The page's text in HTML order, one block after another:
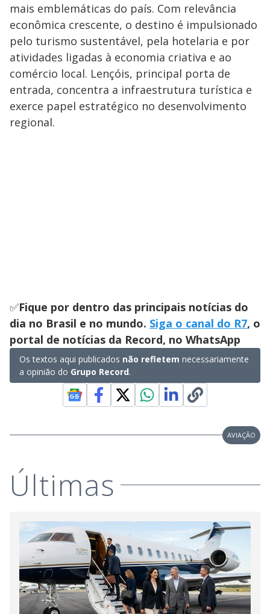
mais emblemáticas do país. Com relevância
econômica crescente, o destino é impulsionado
pelo turismo sustentável, pela hotelaria e por
atividades ligadas à economia criativa e ao
comércio local. Lençóis, principal porta de
entrada, concentra a infraestrutura turística e
exerce papel estratégico no desenvolvimento
regional.
✅Fique por dentro das principais notícias do
dia no Brasil e no mundo. Siga o canal do R7, o
portal de notícias da Record, no WhatsApp
Os textos aqui publicados não refletem necessariamente
a opinião do Grupo Record.
AVIAÇÃO
Últimas